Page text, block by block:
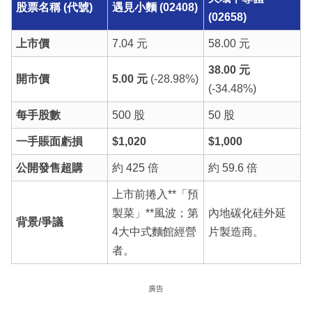
股票名稱 (代號) 遇見小麵 (02408)
(02658)
上市價 7.04 元 58.00 元
開市價 5.00 元(-28.98%)
38.00 元
(-34.48%)
每手股數 500 股 50 股
一手賬面虧損 $1,020 $1,000
公開發售超購 約 425 倍 約 59.6 倍
背景/爭議
上市前捲入**「預
製菜」**風波；第
4大中式麵館經營
者。
內地碳化硅外延
片製造商。
廣告